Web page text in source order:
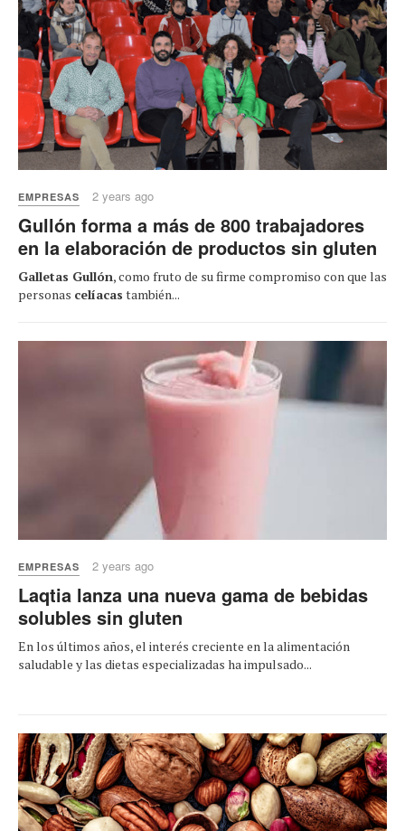
EMPRESAS 2 years ago
Gullón forma a más de 800 trabajadores
en la elaboración de productos sin gluten
Galletas Gullón, como fruto de su firme compromiso con que las
personas celíacas también...
EMPRESAS 2 years ago
Laqtia lanza una nueva gama de bebidas
solubles sin gluten
En los últimos años, el interés creciente en la alimentación
saludable y las dietas especializadas ha impulsado...